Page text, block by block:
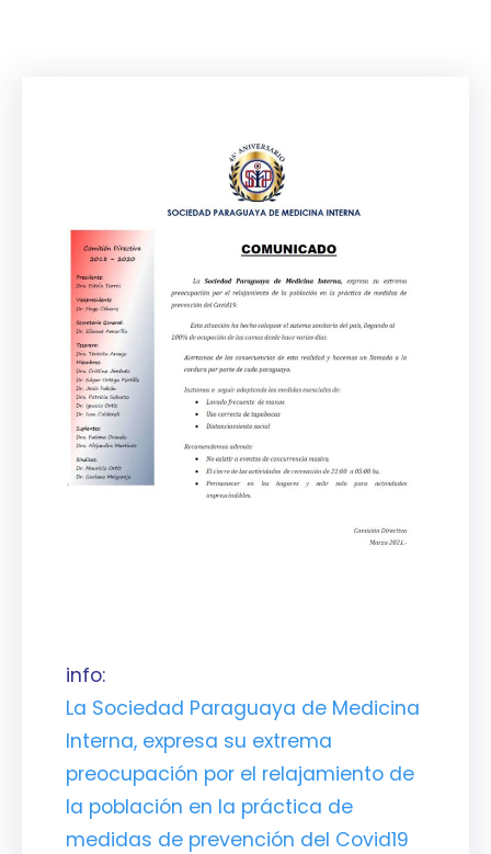
info:
La Sociedad Paraguaya de Medicina
Interna, expresa su extrema
preocupación por el relajamiento de
la población en la práctica de
medidas de prevención del Covid19